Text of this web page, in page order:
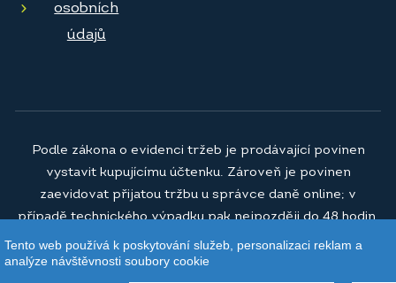
osobních
údajů
© 2026Vaše pekárna a.s.
Podle zákona o evidenci tržeb je prodávající povinen
vystavit kupujícímu účtenku. Zároveň je povinen
zaevidovat přijatou tržbu u správce daně online; v
případě technického výpadku pak nejpozději do 48 hodin.
Tento web používá k poskytování služeb, personalizaci reklam a
analýze návštěvnosti soubory cookie